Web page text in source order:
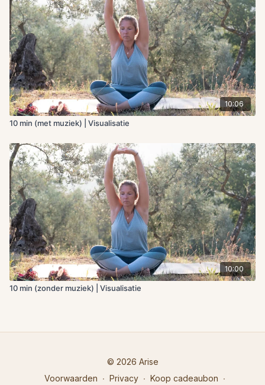
10:06
10 min (met muziek) | Visualisatie
10:00
10 min (zonder muziek) | Visualisatie
© 2026 Arise
Voorwaarden ∙ Privacy ∙ Koop cadeaubon ∙